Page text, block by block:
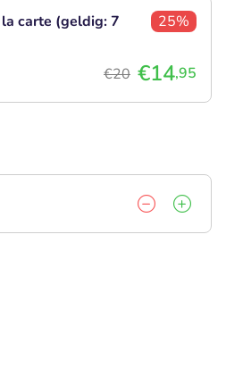
carte (geldig: 7
25%
€20 €14,95